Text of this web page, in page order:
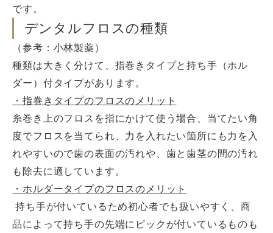
です。
デンタルフロスの種類
（参考：小林製薬）
種類は大きく分けて、指巻きタイプと持ち手（ホル
ダー）付タイプがあります。
・指巻きタイプのフロスのメリット
糸巻き上のフロスを指にかけて使う場合、当てたい角
度でフロスを当てられ、力を入れたい箇所にも力を入
れやすいので歯の表面の汚れや、歯と歯茎の間の汚れ
も除去に適しています。
・ホルダータイプのフロスのメリット
持ち手が付いているため初心者でも扱いやすく、商
品によって持ち手の先端にピックが付いているものも